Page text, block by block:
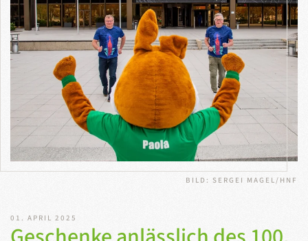
BILD: SERGEI MAGEL/HNF
01. APRIL 2025